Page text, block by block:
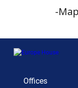
-
Offices